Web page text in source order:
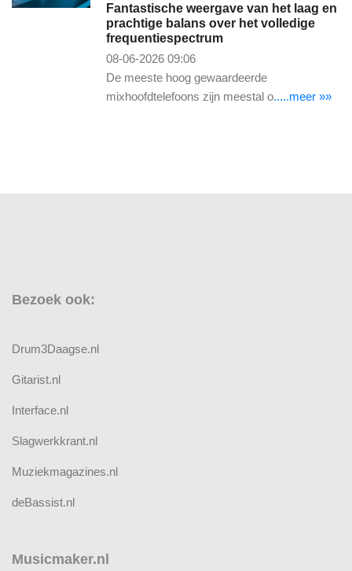
Fantastische weergave van het laag en
prachtige balans over het volledige
frequentiespectrum
08-06-2026 09:06
De meeste hoog gewaardeerde
mixhoofdtelefoons zijn meestal o.....meer »»
Bezoek ook:
Drum3Daagse.nl
Gitarist.nl
Interface.nl
Slagwerkkrant.nl
Muziekmagazines.nl
deBassist.nl
Musicmaker.nl